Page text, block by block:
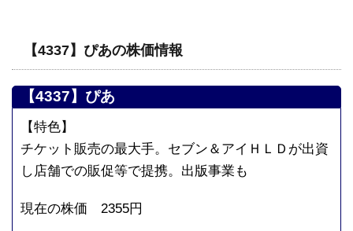
【4337】ぴあの株価情報
【4337】ぴあ
【特色】
チケット販売の最大手。セブン＆アイＨＬＤが出資
し店舗での販促等で提携。出版事業も
現在の株価 2355円